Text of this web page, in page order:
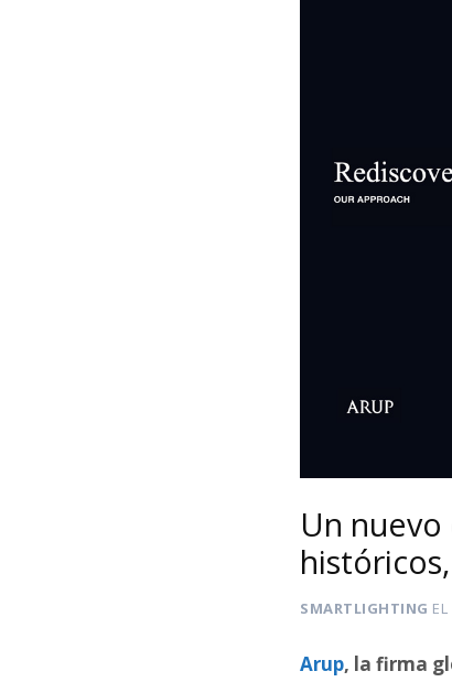
Un
SMARTLIGHTING EL
Arup, la firma